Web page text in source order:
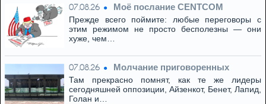
07.08.26 Моё послание CENTCOM
Прежде всего поймите: любые переговоры с
этим режимом не просто бесполезны — они
хуже, чем…
07.08.26 Молчание приговоренных
Там прекрасно помнят, как те же лидеры
сегодняшней оппозиции, Айзенкот, Бенет, Лапид,
Голан и…